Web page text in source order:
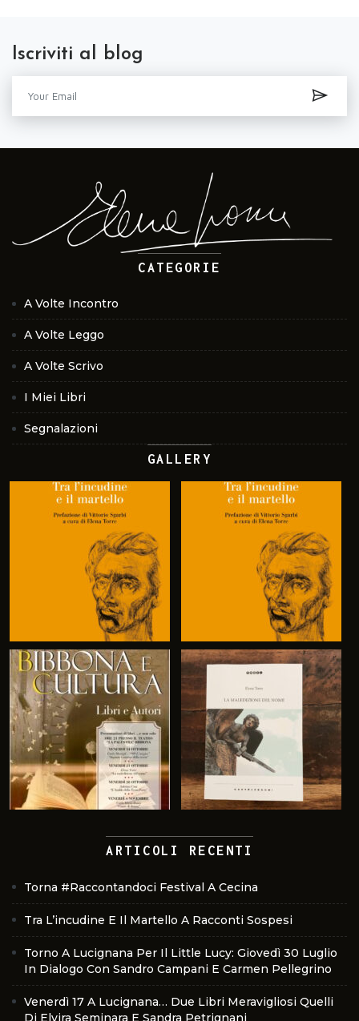
Iscriviti al blog
CATEGORIE
A Volte Incontro
A Volte Leggo
A Volte Scrivo
I Miei Libri
Segnalazioni
GALLERY
ARTICOLI RECENTI
Torna #Raccontandoci Festival A Cecina
Tra L’incudine E Il Martello A Racconti Sospesi
Torno A Lucignana Per Il Little Lucy: Giovedì 30 Luglio
In Dialogo Con Sandro Campani E Carmen Pellegrino
Venerdì 17 A Lucignana… Due Libri Meravigliosi Quelli
Di Elvira Seminara E Sandra Petrignani